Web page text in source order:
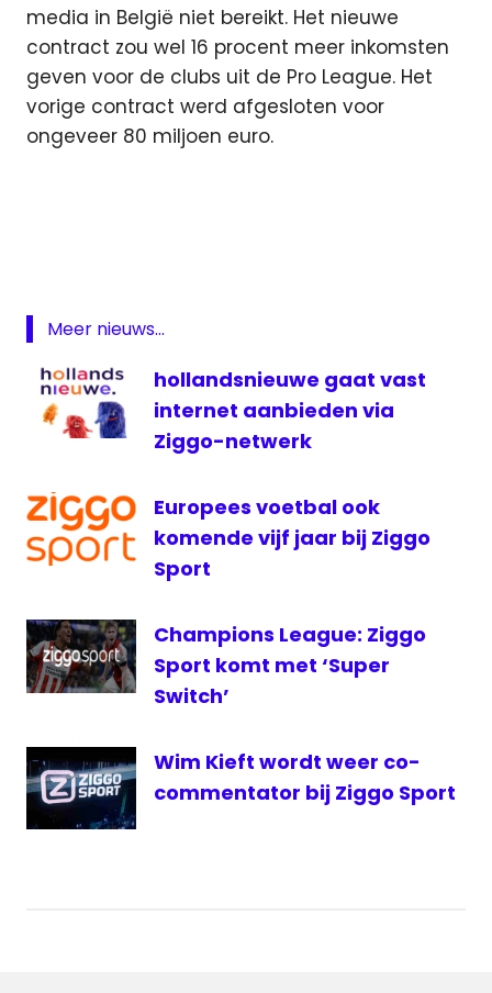
media in België niet bereikt. Het nieuwe
contract zou wel 16 procent meer inkomsten
geven voor de clubs uit de Pro League. Het
vorige contract werd afgesloten voor
ongeveer 80 miljoen euro.
Sports
RTBF
Telenet
televisie
rechten
Vier
voetbal
VTM
Meer nieuws...
hollandsnieuwe gaat vast
internet aanbieden via
Ziggo-netwerk
Europees voetbal ook
komende vijf jaar bij Ziggo
Sport
Champions League: Ziggo
Sport komt met ‘Super
Switch’
Wim Kieft wordt weer co-
commentator bij Ziggo Sport